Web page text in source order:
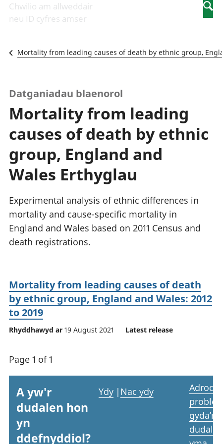
Newidiadau i
fusnesau
Diwydiant
a'r rhyngrwyd
Y diwydiant
gweithgynhyrchu
a chynhyrchu
Y diwydiant
manwethu
twristiaeth
sector cyhoeddus
Domestig Gros
(CDG)
Gwerth
Ychwanegol Gros
Mynegeion
chwyddiant a
phrisiau
pensiynau ac
Cyfrifon gwladol
Cyfrifon
rhanbarthol
mewn
gwaith
mewn
Chwilio am allweddair
neu ID cyfres amser
Mortality from leading causes of death by ethnic group,
Datganiadau blaenorol
Mortality from leading
causes of death by ethnic
group, England and
Wales Erthyglau
Experimental analysis of ethnic differences in
mortality and cause-specific mortality in
England and Wales based on 2011 Census and
death registrations.
Mortality from leading causes of death
by ethnic group, England and Wales: 2012
to 2019
Rhyddhawyd ar 19 August 2021 Latest release
Page 1 of 1
A yw'r
dudalen hon
yn
ddefnyddiol?
Ydy | Nac ydy
Adrodd
gyda’r